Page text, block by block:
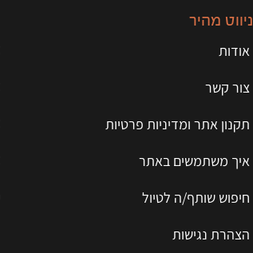
ניווט מהיר
אודות
צור קשר
תקנון אתר ומדיניות פרטיות
איך משתמשים באתר
חיפוש שותף/ה לטיול
הצהרת נגישות